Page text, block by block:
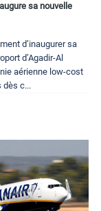
sa nouvelle
d’inaugurer sa
d’Agadir-Al
aérienne low-cost
dès c...